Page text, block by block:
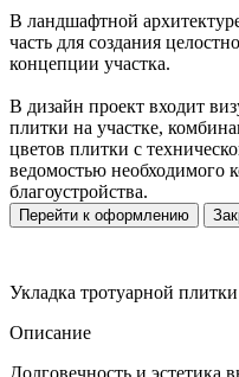
В ландшафтной
часть для создания
концепции участка.
В дизайн проект входит
плитки на участке,
цветов плитки с
ведомостью необходимого
благоустройства.
Перейти к оформлению
Укладка тротуарной плитки
Описание